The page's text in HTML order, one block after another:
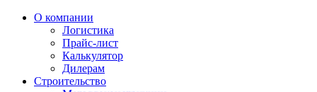
О компании
Логистика
Прайс-лист
Калькулятор
Дилерам
Строительство